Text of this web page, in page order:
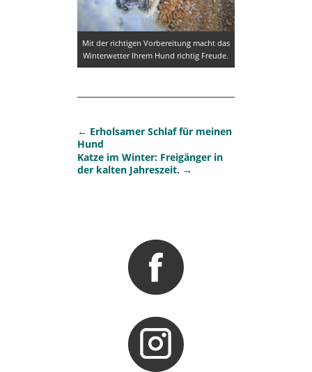
Mit der richtigen Vorbereitung macht das
Winterwetter Ihrem Hund richtig Freude.
← Erholsamer Schlaf für meinen
Hund
Katze im Winter: Freigänger in
der kalten Jahreszeit.→